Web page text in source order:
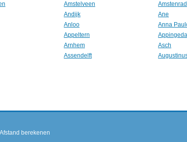
Amstelveen
Andijk
Ane
Anloo
Anna
Appeltern
Arnhem
Asch
Assendelft
Afstand berekenen